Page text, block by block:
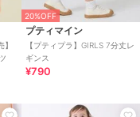
20%OFF
プティマイン
【プティプラ】GIRLS 7分丈レ
ギンス
¥790